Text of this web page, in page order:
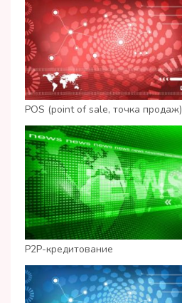
POS (point of sale, точка продаж)
P2P-кредитование